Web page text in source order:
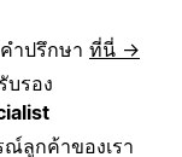
ำปรึกษา ที่นี่ →
บรอง
ลูกค้าของเรา